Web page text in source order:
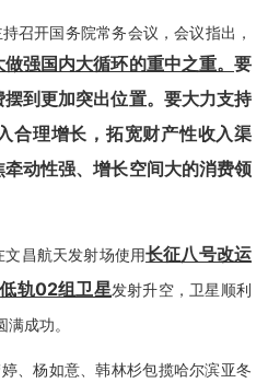
召开国务院常务会议，会议指出，
强国内大循环的重中之重。 要
到更加突出位置。要大力支持
合理增长，拓宽财产性收入渠
动性强、增长空间大的消费领
昌航天发射场使用长征八号改运
轨02组卫星发射升空，卫星顺利
成功。
、杨如意、韩林杉包揽哈尔滨亚冬